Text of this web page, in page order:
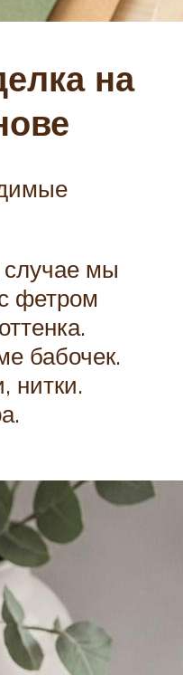
на
мы
фетром
бабочек.
нитки.